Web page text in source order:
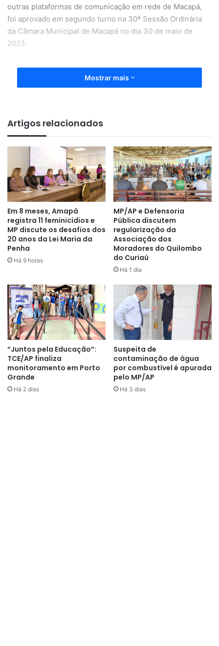
outras plataformas de comunicação em rede de Macapá,
foi aprovado em segundo turno na 30ª Sessão Ordinária
da Câmara Municipal de Macapá no dia 30 de maio de
2023.
A sanção vai beneficiar cerca de 8 mil motoristas de
transporte na cidade, com oportunidade para que mais
Em discurso o prefeito de Macapá. Dr. Furlan, exaltou o
taxista Leandro Abreu para a sanção da Lei que hoje leva
seu nome.
“Parabenizo o trabalho realizado
pela CTMac e vereadores de
Macapá, essa lei se chama
Leandro Abreu e esse momento
entra pra história. O Leandro me
ligou informando que a lei seria
sancionada na Câmara de
Vereadores. As vezes não
atentamos para os avisos, talvez
ele quisesse participar dessa
assinatura, mas infelizmente não
Mostrar mais
Artigos relacionados
Em 8 meses, Amapá
registra 11 feminicídios e
MP discute os desafios dos
20 anos da Lei Maria da
Penha
Há 9 horas
MP/AP e Defensoria
Pública discutem
regularização da
Associação dos
Moradores do Quilombo
do Curiaú
Há 1 dia
“Juntos pela Educação”:
TCE/AP finaliza
monitoramento em Porto
Grande
Há 2 dias
Suspeita de
contaminação de água
por combustível é apurada
pelo MP/AP
Há 3 dias